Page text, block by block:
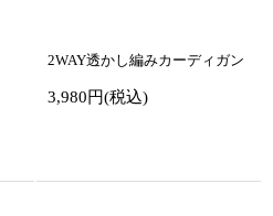
2WAY透かし編みカーディガン
3,980円(税込)